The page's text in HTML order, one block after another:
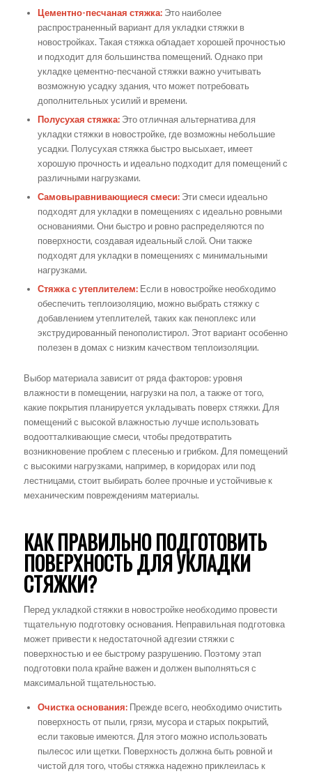
Цементно-песчаная стяжка:Это наиболее
распространенный вариант для укладки стяжки в
новостройках. Такая стяжка обладает хорошей прочностью
и подходит для большинства помещений. Однако при
укладке цементно-песчаной стяжки важно учитывать
возможную усадку здания, что может потребовать
дополнительных усилий и времени.
Полусухая стяжка:Это отличная альтернатива для
укладки стяжки в новостройке, где возможны небольшие
усадки. Полусухая стяжка быстро высыхает, имеет
хорошую прочность и идеально подходит для помещений с
различными нагрузками.
Самовыравнивающиеся смеси:Эти смеси идеально
подходят для укладки в помещениях с идеально ровными
основаниями. Они быстро и ровно распределяются по
поверхности, создавая идеальный слой. Они также
подходят для укладки в помещениях с минимальными
нагрузками.
Стяжка с утеплителем:Если в новостройке необходимо
обеспечить теплоизоляцию, можно выбрать стяжку с
добавлением утеплителей, таких как пеноплекс или
экструдированный пенополистирол. Этот вариант особенно
полезен в домах с низким качеством теплоизоляции.
Выбор материала зависит от ряда факторов: уровня
влажности в помещении, нагрузки на пол, а также от того,
какие покрытия планируется укладывать поверх стяжки. Для
помещений с высокой влажностью лучше использовать
водоотталкивающие смеси, чтобы предотвратить
возникновение проблем с плесенью и грибком. Для помещений
с высокими нагрузками, например, в коридорах или под
лестницами, стоит выбирать более прочные и устойчивые к
механическим повреждениям материалы.
КАК ПРАВИЛЬНО ПОДГОТОВИТЬ
ПОВЕРХНОСТЬ ДЛЯ УКЛАДКИ
СТЯЖКИ?
Перед укладкой стяжки в новостройке необходимо провести
тщательную подготовку основания. Неправильная подготовка
может привести к недостаточной адгезии стяжки с
поверхностью и ее быстрому разрушению. Поэтому этап
подготовки пола крайне важен и должен выполняться с
максимальной тщательностью.
Очистка основания:Прежде всего, необходимо очистить
поверхность от пыли, грязи, мусора и старых покрытий,
если таковые имеются. Для этого можно использовать
пылесос или щетки. Поверхность должна быть ровной и
чистой для того, чтобы стяжка надежно приклеилась к